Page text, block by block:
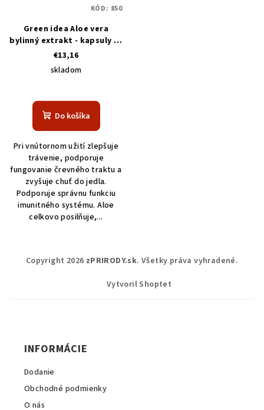
Green idea Aloe vera
bylinný extrakt - kapsuly 60
pcs
€13,16
skladom
Do košíka
Pri vnútornom užití zlepšuje
trávenie, podporuje
fungovanie črevného traktu a
zvyšuje chuť do jedla.
Podporuje správnu funkciu
imunitného systému. Aloe
celkovo posilňuje,...
KÓD: 850
Copyright 2026 zPRIRODY.sk. Všetky práva vyhradené.
Vytvoril Shoptet
INFORMÁCIE
Dodanie
Obchodné podmienky
O nás